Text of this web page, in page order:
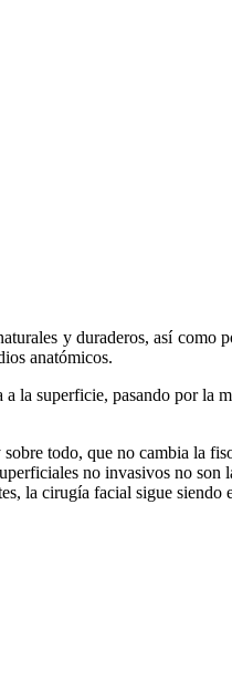
y duraderos, así como
anatómicos.
la superficie, pasando por la
todo, que no cambia la
no invasivos no
la cirugía facial sigue